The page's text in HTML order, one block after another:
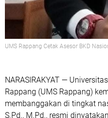
UMS Rappang Cetak Asesor BKD
NARASIRAKYAT —
Rappang (UMS Rappang)
membanggakan di tingkat
S.Pd., M.Pd., resmi dinyatakan